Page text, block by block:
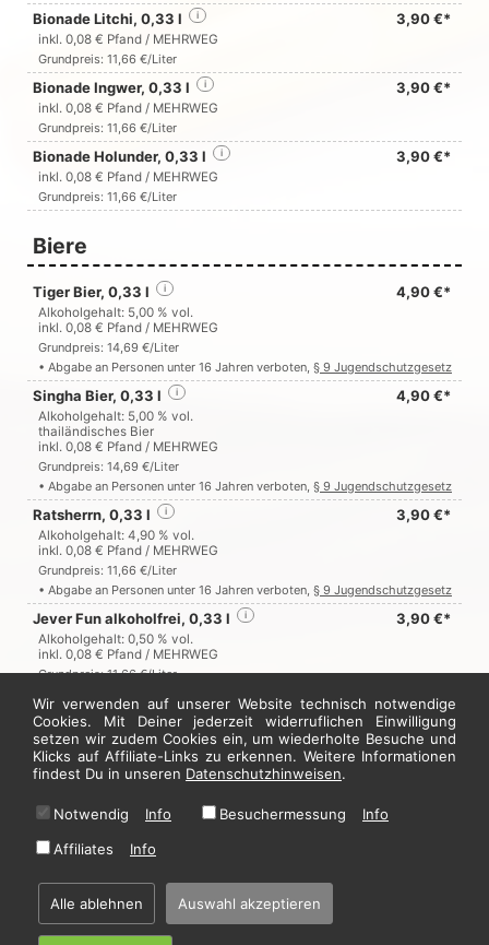
Bionade Litchi, 0,33 l 3,90 €*
i
inkl. 0,08 € Pfand / MEHRWEG
Grundpreis: 11,66 €/Liter
Bionade Ingwer, 0,33 l 3,90 €*
i
inkl. 0,08 € Pfand / MEHRWEG
Grundpreis: 11,66 €/Liter
Bionade Holunder, 0,33 l 3,90 €*
i
inkl. 0,08 € Pfand / MEHRWEG
Grundpreis: 11,66 €/Liter
Biere
Tiger Bier, 0,33 l 4,90 €*
i
Alkoholgehalt: 5,00 % vol.
inkl. 0,08 € Pfand / MEHRWEG
Grundpreis: 14,69 €/Liter
• Abgabe an Personen unter 16 Jahren verboten, § 9 Jugendschutzgesetz
Singha Bier, 0,33 l 4,90 €*
i
Alkoholgehalt: 5,00 % vol.
thailändisches Bier
inkl. 0,08 € Pfand / MEHRWEG
Grundpreis: 14,69 €/Liter
• Abgabe an Personen unter 16 Jahren verboten, § 9 Jugendschutzgesetz
Ratsherrn, 0,33 l 3,90 €*
i
Alkoholgehalt: 4,90 % vol.
inkl. 0,08 € Pfand / MEHRWEG
Grundpreis: 11,66 €/Liter
• Abgabe an Personen unter 16 Jahren verboten, § 9 Jugendschutzgesetz
Jever Fun alkoholfrei, 0,33 l 3,90 €*
i
Alkoholgehalt: 0,50 % vol.
inkl. 0,08 € Pfand / MEHRWEG
Grundpreis: 11,66 €/Liter
Jetzt hier bestellen
* Alle Preise in Euro inkl. gesetzl. MwSt. Abbildungen können ggf. abweichen.
Home·Impressum·Datenschutzhinweise
Wir verwenden auf unserer Website technisch notwendige
Cookies. Mit Deiner jederzeit widerruflichen Einwilligung
setzen wir zudem Cookies ein, um wiederholte Besuche und
Klicks auf Affiliate-Links zu erkennen. Weitere Informationen
findest Du in unseren Datenschutzhinweisen.
Notwendig Info Besuchermessung
Info
Affiliates
Info
Alle ablehnen Auswahl akzeptieren